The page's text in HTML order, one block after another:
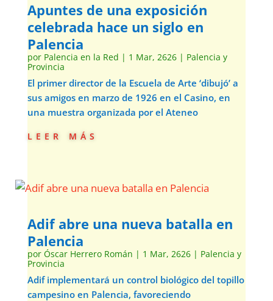
Apuntes de una exposición
celebrada hace un siglo en
Palencia
por Palencia en la Red | 1 Mar, 2626| Palencia y
Provincia
El primer director de la Escuela de Arte ‘dibujó’ a
sus amigos en marzo de 1926 en el Casino, en
una muestra organizada por el Ateneo
leer más
Adif abre una nueva batalla en
Palencia
por Óscar Herrero Román | 1 Mar, 2626| Palencia y
Provincia
Adif implementará un control biológico del topillo
campesino en Palencia, favoreciendo